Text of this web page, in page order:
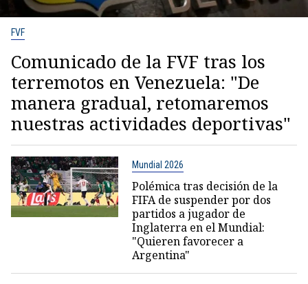
FVF
Comunicado de la FVF tras los
terremotos en Venezuela: "De
manera gradual, retomaremos
nuestras actividades deportivas"
Mundial 2026
Polémica tras decisión de la
FIFA de suspender por dos
partidos a jugador de
Inglaterra en el Mundial:
"Quieren favorecer a
Argentina"